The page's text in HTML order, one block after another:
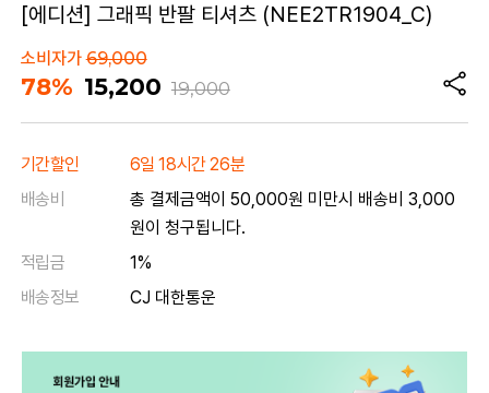
[에디션] 그래픽 반팔 티셔츠 (NEE2TR1904_C)
소비자가69,000
78% 15,200 19,000
기간할인
6일 18시간 26분
배송비
총 결제금액이 50,000원 미만시 배송비 3,000
원이 청구됩니다.
적립금
1%
배송정보
CJ 대한통운